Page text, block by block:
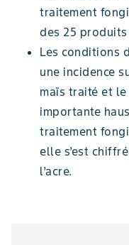
traitement
des 25
Les conditions
une incidence
maïs traité et
importante
traitement
elle s’est
l’acre.